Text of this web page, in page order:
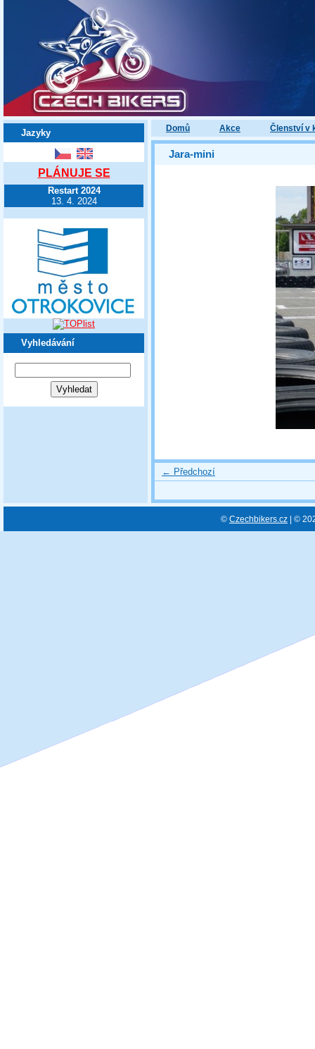
Domů Akce Členství v
Jazyky
PLÁNUJE SE
Restart 2024
13. 4. 2024
Vyhledávání
Jara-mini
← Předchozí
© Czechbikers.cz | ©